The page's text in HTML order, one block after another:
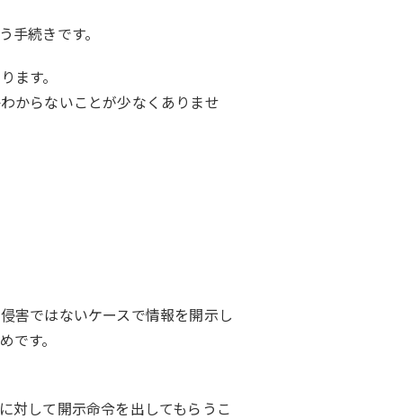
続きです。
ます。
からないことが少なくありませ
害ではないケースで情報を開示し
す。
対して開示命令を出してもらうこ